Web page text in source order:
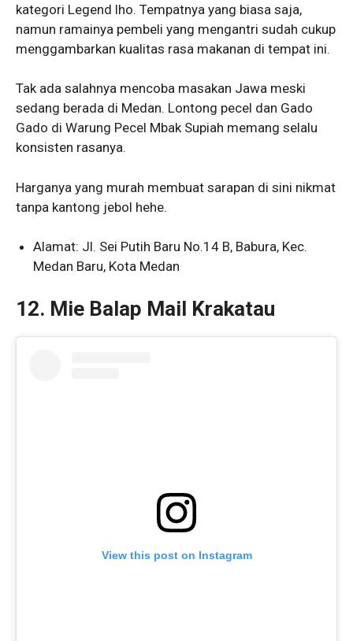
kategori Legend lho. Tempatnya yang biasa saja,
namun ramainya pembeli yang mengantri sudah cukup
menggambarkan kualitas rasa makanan di tempat ini.
Tak ada salahnya mencoba masakan Jawa meski
sedang berada di Medan. Lontong pecel dan Gado
Gado di Warung Pecel Mbak Supiah memang selalu
konsisten rasanya.
Harganya yang murah membuat sarapan di sini nikmat
tanpa kantong jebol hehe.
Alamat: Jl. Sei Putih Baru No.14 B, Babura, Kec.
Medan Baru, Kota Medan
12. Mie Balap Mail Krakatau
View this post on Instagram